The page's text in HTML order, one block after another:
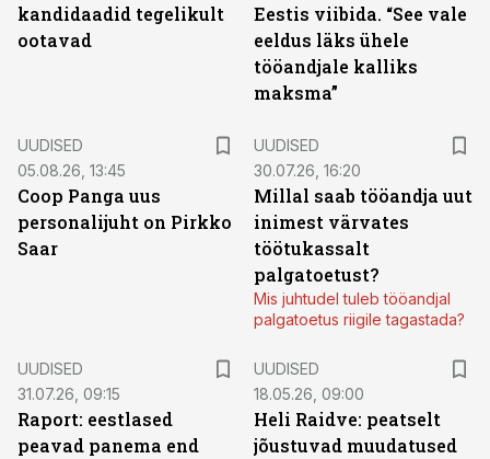
kandidaadid tegelikult
ootavad
Eestis viibida. “See vale
eeldus läks ühele
tööandjale kalliks
maksma”
UUDISED
05.08.26, 13:45
Coop Panga uus
personalijuht on Pirkko
Saar
UUDISED
30.07.26, 16:20
Millal saab tööandja uut
inimest värvates
töötukassalt
palgatoetust?
Mis juhtudel tuleb tööandjal
palgatoetus riigile tagastada?
UUDISED
31.07.26, 09:15
Raport: eestlased
peavad panema end
UUDISED
18.05.26, 09:00
Heli Raidve: peatselt
jõustuvad muudatused